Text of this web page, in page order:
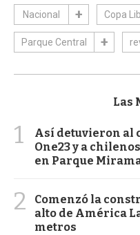
Nacional Copa
Parque Central
Las
1
Así detuvieron al
One23 y a
en Parque
2
Comenzó la
alto de América
metros